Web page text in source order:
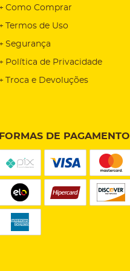
Como Comprar
Termos de Uso
Segurança
Política de Privacidade
Troca e Devoluções
FORMAS DE PAGAMENTO